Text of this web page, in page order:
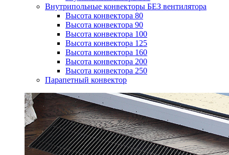
Внутрипольные конвекторы БЕЗ вентилятора
Высота конвектора 80
Высота конвектора 90
Высота конвектора 100
Высота конвектора 125
Высота конвектора 160
Высота конвектора 200
Высота конвектора 250
Парапетный конвектор